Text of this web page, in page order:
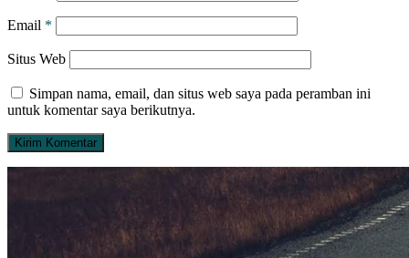
Email *
Situs Web
Simpan nama, email, dan situs web saya pada peramban ini
untuk komentar saya berikutnya.